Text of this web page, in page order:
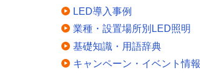
LED導入事例
業種・設置場所別LED照明
基礎知識・用語辞典
キャンペーン・イベント情報